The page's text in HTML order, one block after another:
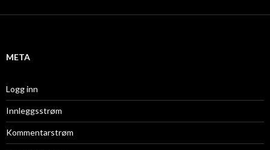
i
META
Logg inn
Innleggsstrøm
Kommentarstrøm